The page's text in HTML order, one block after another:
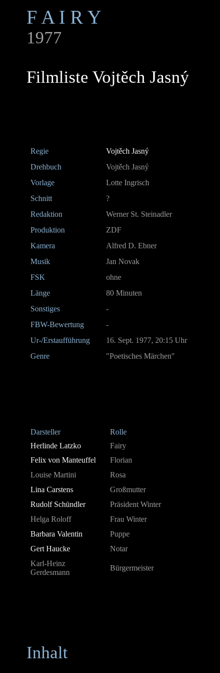
F A I R Y
1977
Filmliste Vojtěch Jasný
Regie
Vojtěch Jasný
Drehbuch
Vojtěch Jasný
Vorlage
Lotte Ingrisch
Schnitt
?
Redaktion
Werner St. Steinadler
Produktion
ZDF
Kamera
Alfred D. Ebner
Musik
Jan Novak
FSK
ohne
Länge
80 Minuten
Sonstiges
-
FBW-Bewertung
-
Ur-/Erstaufführung
16. Sept. 1977, 20:15 Uhr
Genre
"Poetisches Märchen"
Darsteller
Rolle
Herlinde Latzko
Fairy
Felix von Manteuffel
Florian
Louise Martini
Rosa
Lina Carstens
Großmutter
Rudolf Schündler
Präsident Winter
Helga Roloff
Frau Winter
Barbara Valentin
Puppe
Gert Haucke
Notar
Karl-Heinz
Gerdesmann
Bürgermeister
Inhalt